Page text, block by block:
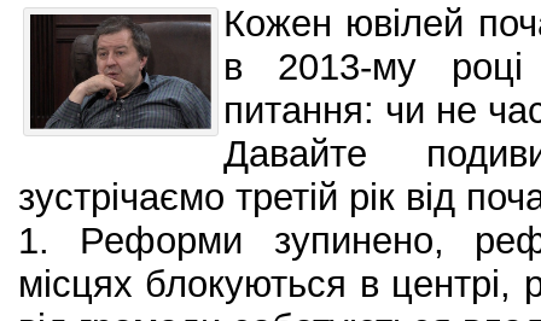
Кожен ювілей
в 2013-му
питання: чи не
Давайте
зустрічаємо третій рік від
1. Реформи зупинено,
місцях блокуються в центрі,